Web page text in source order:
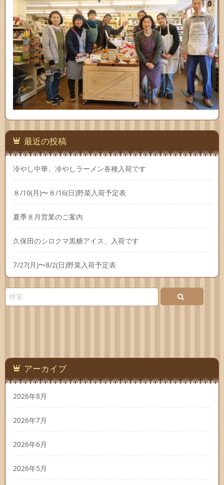
最近の投稿
冷やし中華、冷やしラーメン各種入荷です
８/10(月)〜８/16(日)野菜入荷予定表
夏季８月営業のご案内
久保田のシロクマ黒糖アイス、入荷です
7/27(月)〜8/2(日)野菜入荷予定表
アーカイブ
2026年8月
2026年7月
2026年6月
2026年5月